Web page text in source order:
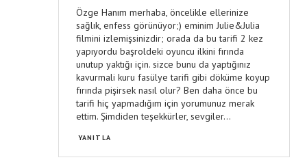
Özge Hanım merhaba, öncelikle ellerinize
sağlık, enfess görünüyor;) eminim Julie&Julia
filmini izlemişsinizdir; orada da bu tarifi 2 kez
yapıyordu başroldeki oyuncu ilkini fırında
unutup yaktığı için. sizce bunu da yaptığınız
kavurmali kuru fasülye tarifi gibi döküme koyup
fırında pişirsek nasıl olur? Ben daha önce bu
tarifi hiç yapmadığım için yorumunuz merak
ettim. Şimdiden teşekkürler, sevgiler...
YANITLA